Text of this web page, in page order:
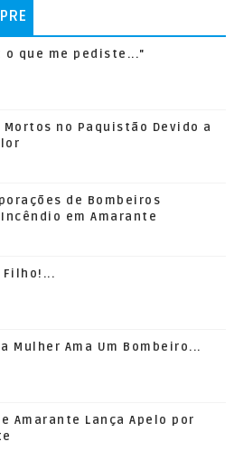
o que me pediste..."
Mortos no Paquistão Devido a
de Bombeiros
em Amarante
Filho!...
Mulher Ama Um Bombeiro...
Amarante Lança Apelo por